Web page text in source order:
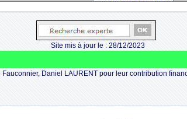
Site mis à jour le : 28/12/2023
Fauconnier, Daniel LAURENT pour leur contribution